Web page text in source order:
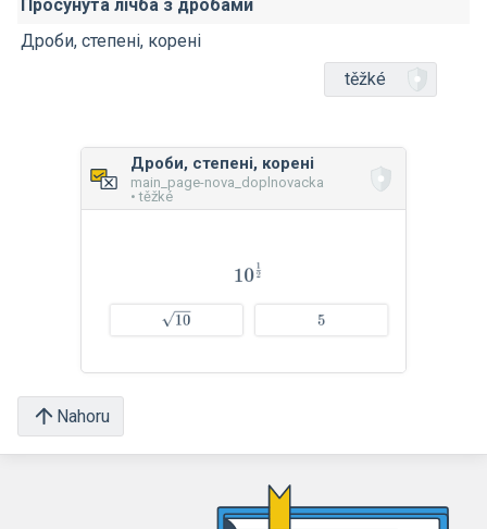
Просунута лічба з дробами
Дроби, степені, корені
těžké
Дроби, степені, корені
main_page-nova_doplnovacka
• těžké
Nahoru